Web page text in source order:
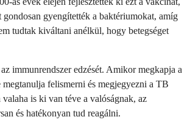
gyengítették a baktériumokat, amíg
tudtak kiváltani anélkül, hogy betegséget
immunrendszer edzését. Amikor megkapja a
megtanulja felismerni és megjegyezni a TB
is ki van téve a valóságnak, az
és hatékonyan tud reagálni.